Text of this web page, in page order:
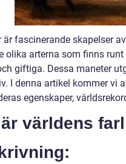
är fascinerande skapelser
olika arterna som finns
giftiga. Dessa maneter
I denna artikel kommer vi
egenskaper,
världens